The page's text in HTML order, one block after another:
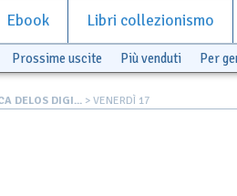
Ebook Libri collezionismo
Prossime uscite Più venduti Per
DELOS DIGI... > VENERDÌ 17